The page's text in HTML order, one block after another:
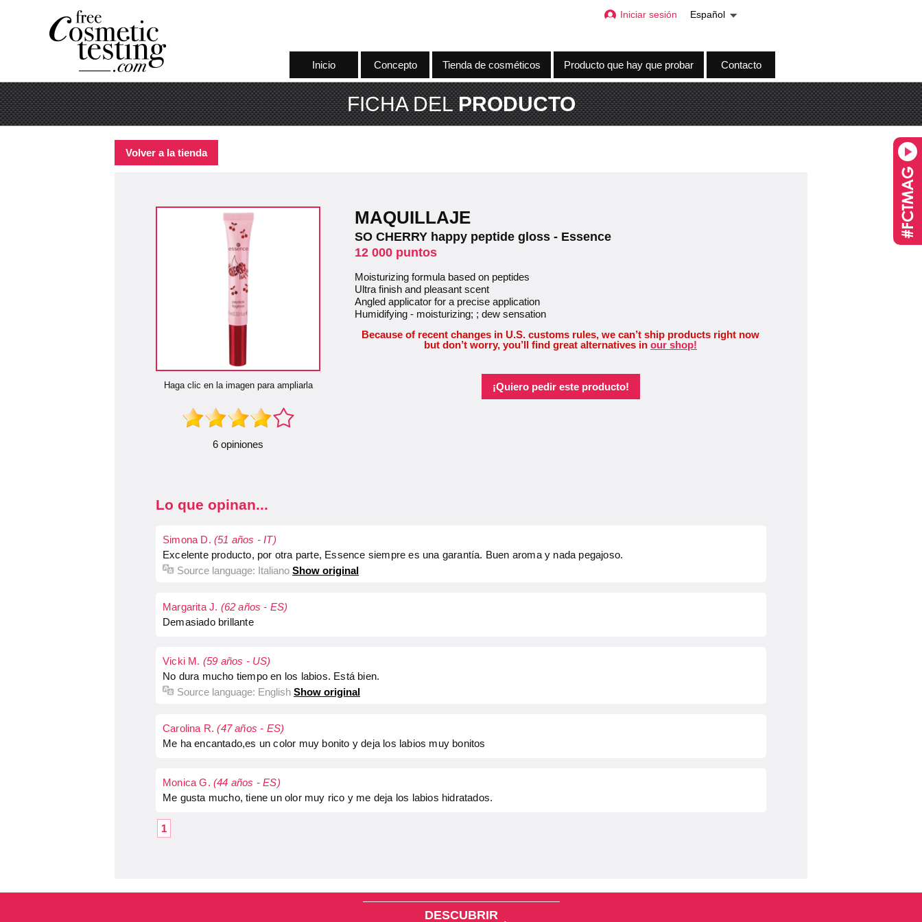
Inicio Concepto Tienda de cosméticos Producto que hay que probar Contacto
Iniciar sesión Español
FICHA DELPRODUCTO
Volver a la tienda
Haga clic en la imagen para ampliarla
6 opiniones
MAQUILLAJE
SO CHERRY happy peptide gloss - Essence
12 000 puntos
Moisturizing formula based on peptides
Ultra finish and pleasant scent
Angled applicator for a precise application
Humidifying - moisturizing; ; dew sensation
Because of recent changes in U.S. customs rules, we can’t ship products right now
but don’t worry, you’ll find great alternatives in our shop!
¡Quiero pedir este producto!
Lo que opinan...
Simona D. (51 años - IT)
Excelente producto, por otra parte, Essence siempre es una garantía. Buen aroma y nada pegajoso.
Source language: Italiano Show original
Margarita J. (62 años - ES)
Demasiado brillante
Vicki M. (59 años - US)
No dura mucho tiempo en los labios. Está bien.
Source language: English Show original
Carolina R.(47 años - ES)
Me ha encantado,es un color muy bonito y deja los labios muy bonitos
Monica G. (44 años - ES)
Me gusta mucho, tiene un olor muy rico y me deja los labios hidratados.
1
DESCUBRIR